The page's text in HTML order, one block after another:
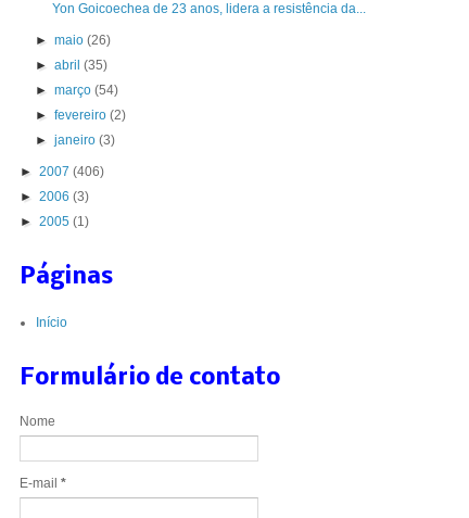
Yon Goicoechea de 23 anos, lidera a resistência da...
►maio(26)
►abril(35)
►março(54)
►fevereiro(2)
►janeiro(3)
► 2007 (406)
► 2006 (3)
► 2005 (1)
Páginas
Início
Formulário de contato
Nome
E-mail *